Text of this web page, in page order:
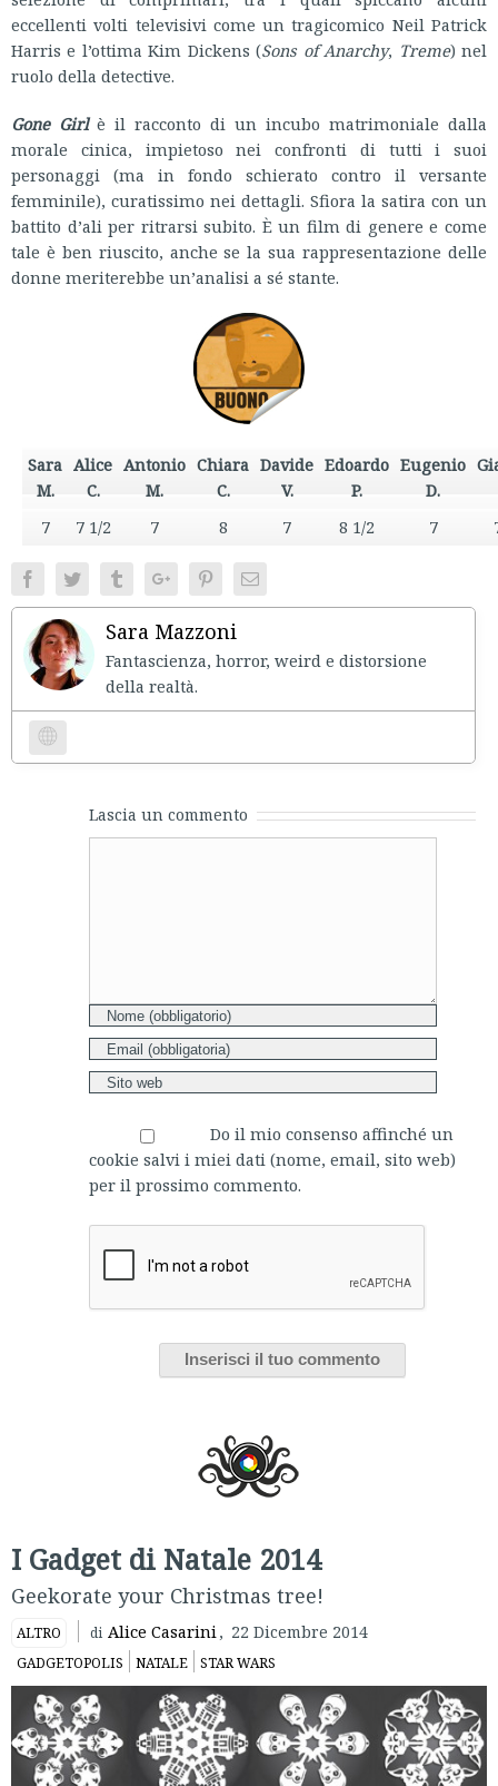
eccellenti volti televisivi come un tragicomico Neil Patrick
Harris e l’ottima Kim Dickens (Sons of Anarchy, Treme) nel
ruolo della detective.
Gone Girlè il racconto di un incubo matrimoniale dalla
morale cinica, impietoso nei confronti di tutti i suoi
personaggi (ma in fondo schierato contro il versante
femminile), curatissimo nei dettagli. Sfiora la satira con un
battito d’ali per ritrarsi subito. È un film di genere e come
tale è ben riuscito, anche se la sua rappresentazione delle
donne meriterebbe un’analisi a sé stante.
Sara
M.
Alice
C.
Antonio
M.
Chiara
C.
Davide
V.
Edoardo
P.
Eugenio
D.
7 7 1/2 7 8 7 8 1/2 7
FacebookTwitter TumblrGoogle+PinterestEmail
Sara Mazzoni
Fantascienza, horror, weird e distorsione
della realtà.
Website
Lascia un commento
Do il mio consenso affinché un
cookie salvi i miei dati (nome, email, sito web)
per il prossimo commento.
I Gadget di Natale 2014
Geekorate your Christmas tree!
ALTRO di Alice Casarini , 22 Dicembre 2014
GADGETOPOLIS NATALE STAR WARS